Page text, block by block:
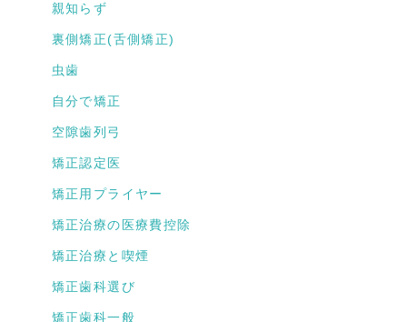
親知らず
裏側矯正(舌側矯正)
虫歯
自分で矯正
空隙歯列弓
矯正認定医
矯正用プライヤー
矯正治療の医療費控除
矯正治療と喫煙
矯正歯科選び
矯正歯科一般